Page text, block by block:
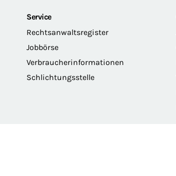
Service
Rechtsanwaltsregister
Jobbörse
Verbraucherinformationen
Schlichtungsstelle